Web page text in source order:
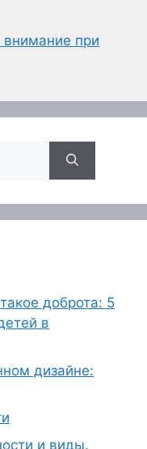
внимание при
доброта: 5
в
дизайне:
и виды.